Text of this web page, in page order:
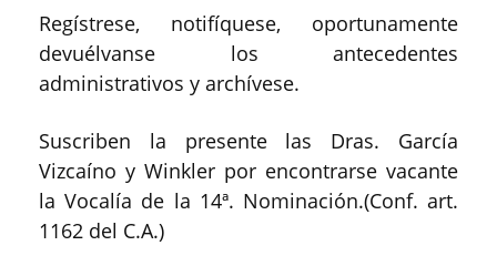
Regístrese, notifíquese, oportunamente
devuélvanse los antecedentes
administrativos y archívese.
Suscriben la presente las Dras. García
Vizcaíno y Winkler por encontrarse vacante
la Vocalía de la 14ª. Nominación.(Conf. art.
1162 del C.A.)